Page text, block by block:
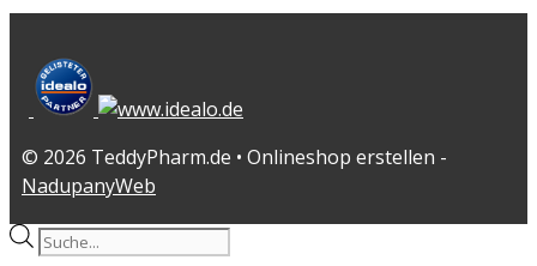
© 2026 TeddyPharm.de • Onlineshop erstellen -
NadupanyWeb
Products